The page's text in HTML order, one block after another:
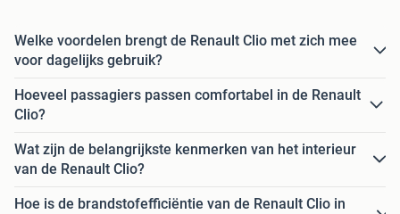
Welke voordelen brengt de Renault Clio met zich mee
voor dagelijks gebruik?
Hoeveel passagiers passen comfortabel in de Renault
Clio?
Wat zijn de belangrijkste kenmerken van het interieur
van de Renault Clio?
Hoe is de brandstofefficiëntie van de Renault Clio in